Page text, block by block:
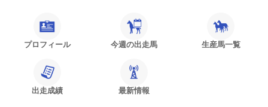
プロフィール 今週の出走馬 生産馬一覧
出走成績 最新情報